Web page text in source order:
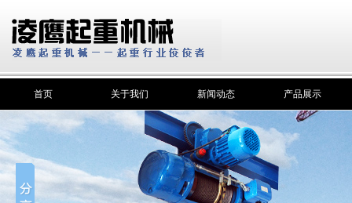
首页 关于我们 新闻动态 产品展示